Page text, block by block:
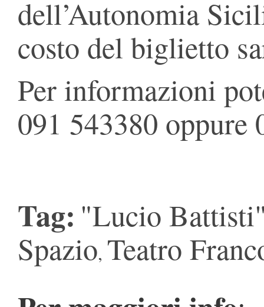
dell’Autonomia
costo del biglietto
Per informazioni
091 543380 oppure
Tag: "Lucio
Spazio, Teatro